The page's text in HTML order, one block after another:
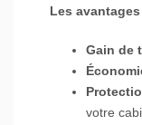
Les
Gain de
votre